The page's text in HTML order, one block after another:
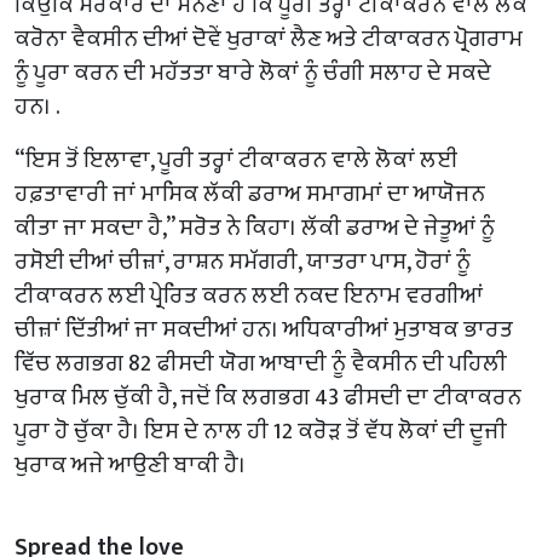
ਕਰੋਨਾ ਵੈਕਸੀਨ ਦੀਆਂ ਦੋਵੇਂ ਖੁਰਾਕਾਂ ਲੈਣ ਅਤੇ ਟੀਕਾਕਰਨ ਪ੍ਰੋਗਰਾਮ
ਨੂੰ ਪੂਰਾ ਕਰਨ ਦੀ ਮਹੱਤਤਾ ਬਾਰੇ ਲੋਕਾਂ ਨੂੰ ਚੰਗੀ ਸਲਾਹ ਦੇ ਸਕਦੇ
ਹਨ। .
“ਇਸ ਤੋਂ ਇਲਾਵਾ, ਪੂਰੀ ਤਰ੍ਹਾਂ ਟੀਕਾਕਰਨ ਵਾਲੇ ਲੋਕਾਂ ਲਈ
ਹਫ਼ਤਾਵਾਰੀ ਜਾਂ ਮਾਸਿਕ ਲੱਕੀ ਡਰਾਅ ਸਮਾਗਮਾਂ ਦਾ ਆਯੋਜਨ
ਕੀਤਾ ਜਾ ਸਕਦਾ ਹੈ,” ਸਰੋਤ ਨੇ ਕਿਹਾ। ਲੱਕੀ ਡਰਾਅ ਦੇ ਜੇਤੂਆਂ ਨੂੰ
ਰਸੋਈ ਦੀਆਂ ਚੀਜ਼ਾਂ, ਰਾਸ਼ਨ ਸਮੱਗਰੀ, ਯਾਤਰਾ ਪਾਸ, ਹੋਰਾਂ ਨੂੰ
ਟੀਕਾਕਰਨ ਲਈ ਪ੍ਰੇਰਿਤ ਕਰਨ ਲਈ ਨਕਦ ਇਨਾਮ ਵਰਗੀਆਂ
ਚੀਜ਼ਾਂ ਦਿੱਤੀਆਂ ਜਾ ਸਕਦੀਆਂ ਹਨ। ਅਧਿਕਾਰੀਆਂ ਮੁਤਾਬਕ ਭਾਰਤ
ਵਿੱਚ ਲਗਭਗ 82 ਫੀਸਦੀ ਯੋਗ ਆਬਾਦੀ ਨੂੰ ਵੈਕਸੀਨ ਦੀ ਪਹਿਲੀ
ਖੁਰਾਕ ਮਿਲ ਚੁੱਕੀ ਹੈ, ਜਦੋਂ ਕਿ ਲਗਭਗ 43 ਫੀਸਦੀ ਦਾ ਟੀਕਾਕਰਨ
ਪੂਰਾ ਹੋ ਚੁੱਕਾ ਹੈ। ਇਸ ਦੇ ਨਾਲ ਹੀ 12 ਕਰੋੜ ਤੋਂ ਵੱਧ ਲੋਕਾਂ ਦੀ ਦੂਜੀ
ਖੁਰਾਕ ਅਜੇ ਆਉਣੀ ਬਾਕੀ ਹੈ।
Spread the love